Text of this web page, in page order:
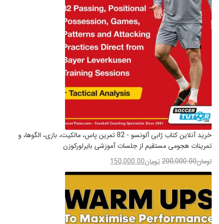
خرید آنلاین کتاب ژابی آلونسو - 82 تمرین پاس، مالکیت، بازی، الگوها، و
تمرینات هجومی مستقیم از جلسات آموزشی بایرلورکوزن
تومان200,000.00تومان150,000.00